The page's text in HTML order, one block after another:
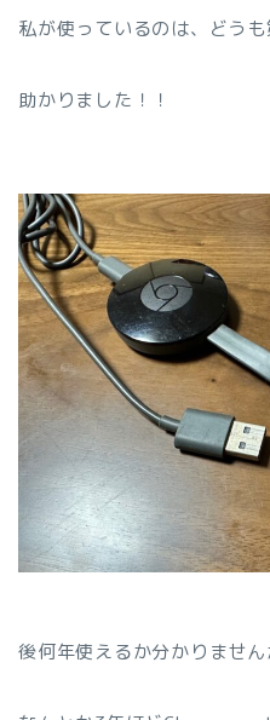
私が使っているのは、どうも
助かりました！！
後何年使えるか分かりません